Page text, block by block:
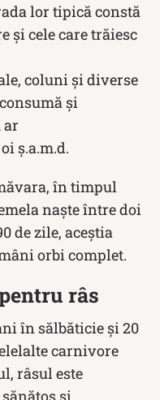
lor tipică constă
și cele care trăiesc
coluni și diverse
și
ar
ș.a.m.d.
în timpul
naște între doi
de zile, aceștia
orbi complet.
râs
în sălbăticie și 20
carnivore
râsul este
și